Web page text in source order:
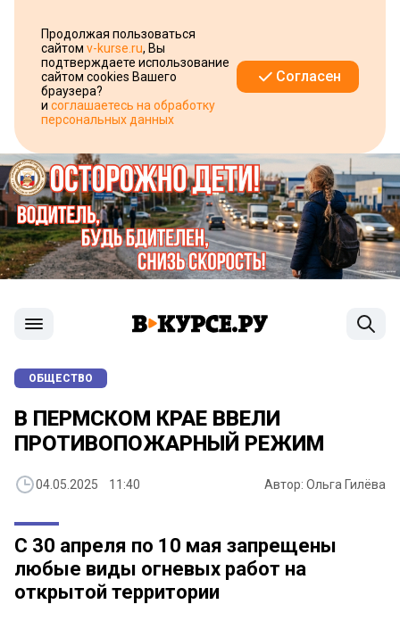
Продолжая пользоваться
сайтом v-kurse.ru, Вы
подтверждаете использование
сайтом cookies Вашего
браузера?
и соглашаетесь на обработку
персональных данных
Согласен
ОБЩЕСТВО
В ПЕРМСКОМ КРАЕ ВВЕЛИ
ПРОТИВОПОЖАРНЫЙ РЕЖИМ
04.05.2025 11:40 Автор: Ольга Гилёва
С 30 апреля по 10 мая запрещены
любые виды огневых работ на
открытой территории